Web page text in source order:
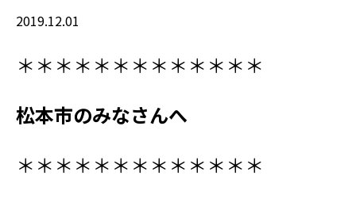
2019.12.01
＊＊＊＊＊＊＊＊＊＊＊＊＊
松本市のみなさんへ
＊＊＊＊＊＊＊＊＊＊＊＊＊